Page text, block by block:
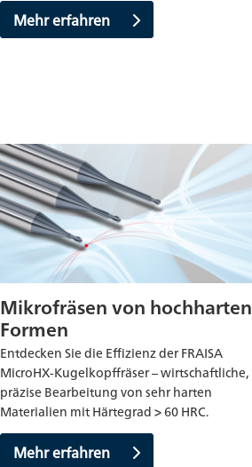
Mehr erfahren
Mikrofräsen von hochharten
Formen
Entdecken Sie die Effizienz der FRAISA
MicroHX-Kugelkopffräser – wirtschaftliche,
präzise Bearbeitung von sehr harten
Materialien mit Härtegrad > 60 HRC.
Mehr erfahren